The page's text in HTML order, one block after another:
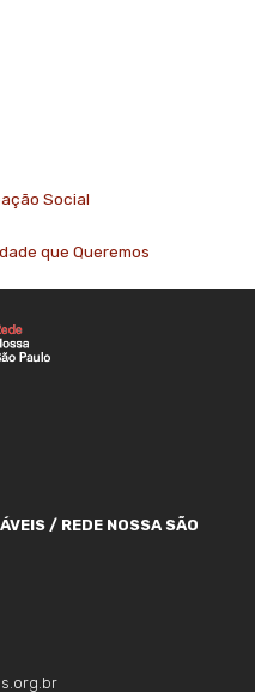
Social
que Queremos
/ REDE NOSSA SÃO